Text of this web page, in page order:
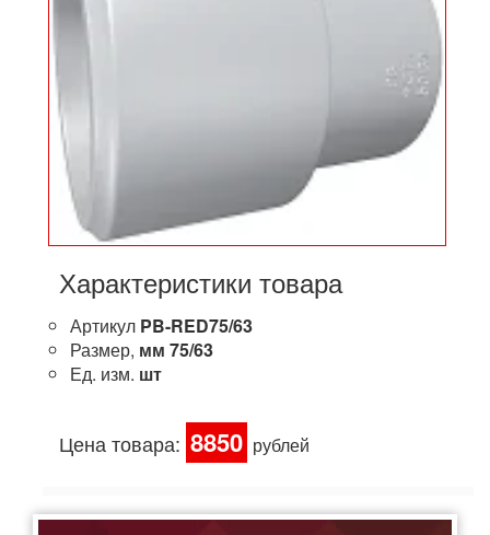
Характеристики товара
Артикул PB-RED75/63
Размер, мм 75/63
Ед. изм. шт
Цена товара: 8850 рублей